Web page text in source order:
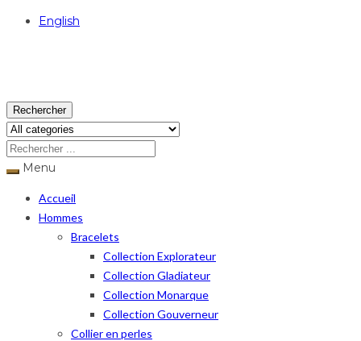
English
Rechercher
Menu
Accueil
Hommes
Bracelets
Collection Explorateur
Collection Gladiateur
Collection Monarque
Collection Gouverneur
Collier en perles